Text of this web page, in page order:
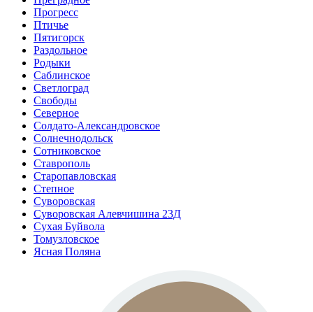
Прогресс
Птичье
Пятигорск
Раздольное
Родыки
Саблинское
Светлоград
Свободы
Северное
Солдато-Александровское
Солнечнодольск
Сотниковское
Ставрополь
Старопавловская
Степное
Суворовская
Суворовская Алевчишина 23Д
Сухая Буйвола
Томузловское
Ясная Поляна